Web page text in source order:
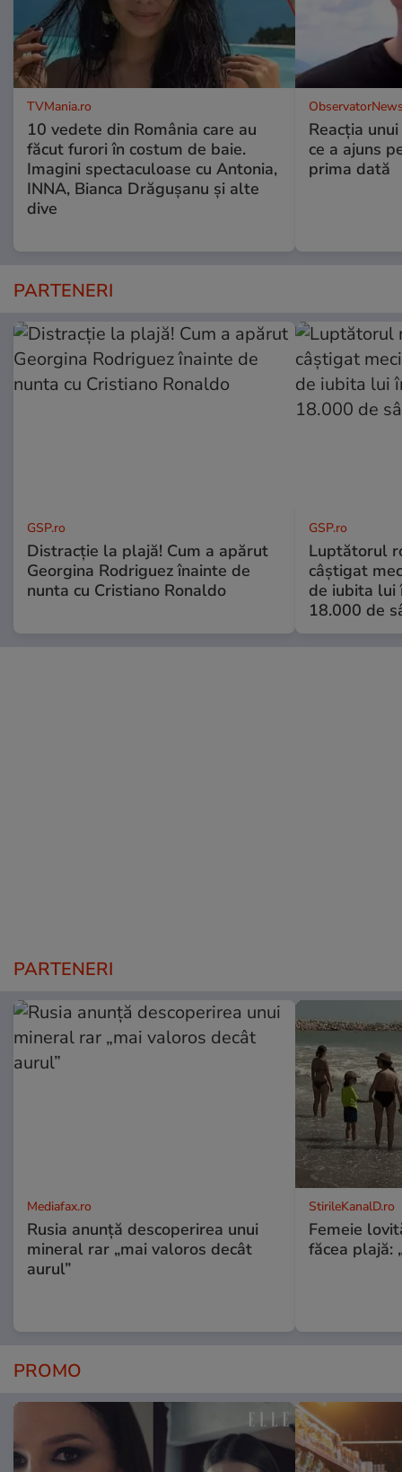
TVMania.ro
10 vedete din România care au
făcut furori în costum de baie.
Imagini spectaculoase cu Antonia,
INNA, Bianca Drăgușanu și alte
dive
Reacția
ce a ajuns
prima dată
PARTENERI
GSP.ro
Distracție la plajă! Cum a apărut
Georgina Rodriguez înainte de
nunta cu Cristiano Ronaldo
GSP.ro
Luptătorul
câștigat
de iubita lui
18.000 de
PARTENERI
Mediafax.ro
Rusia anunță descoperirea unui
mineral rar „mai valoros decât
aurul”
StirileKanalD.ro
Femeie
făcea plajă:
PROMO